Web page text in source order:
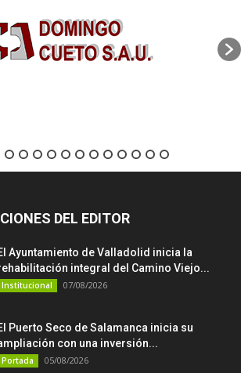
DEL EDITOR
Ayuntamiento de Valladolid inicia la
integral del Camino Viejo...
Institucional 07/08/2026
Puerto Seco de Salamanca inicia su
con una inversión...
Portada 05/08/2026